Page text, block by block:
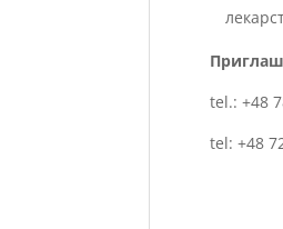
tel.: +48
tel: +48